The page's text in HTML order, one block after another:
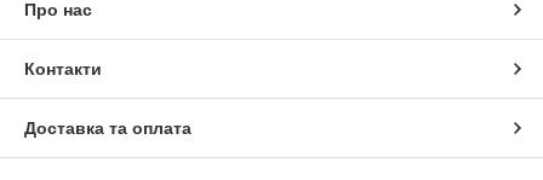
Про нас
Контакти
Доставка та оплата